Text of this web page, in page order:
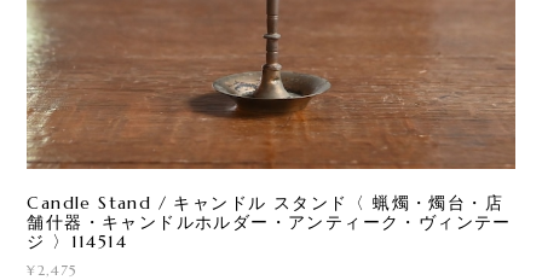
Candle Stand / キャンドル スタンド〈 蝋燭・燭台・店
舗什器・キャンドルホルダー・アンティーク・ヴィンテー
ジ 〉114514
¥2,475